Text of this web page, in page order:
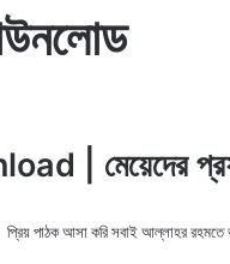
| মেয়েদের
পাঠক আসা করি সবাই আল্লাহর